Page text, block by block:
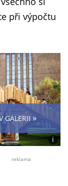
při výpočtu
GALERII »
i
Foto:
reklama